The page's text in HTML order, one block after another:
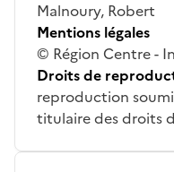
Malnoury, Robert
Mentions légales
© Région Centre -
Droits de
reproduction
titulaire des droits